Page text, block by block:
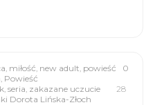
0
, miłość, new adult, powieść
, Powieść
, seria, zakazane uczucie
28
Dorota Lińska-Złoch